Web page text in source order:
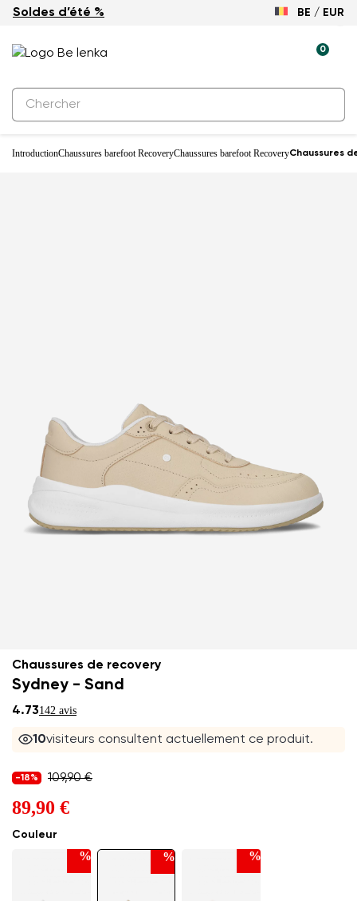
Soldes d’été % BE / EUR
0
IntroductionChaussures barefoot RecoveryChaussures barefoot RecoveryChaussures
-18%
Chaussures de recovery
Sydney - Sand
4.73142 avis
10visiteurs consultent actuellement ce produit.
Couleur
% % %
-18% 109,90 €
89,90 €